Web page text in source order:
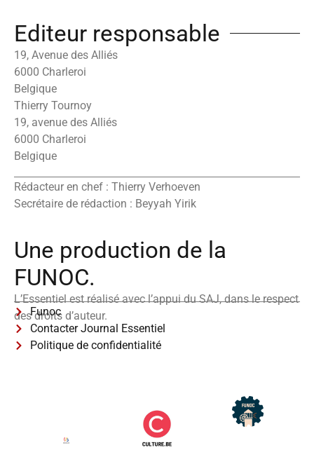
Editeur responsable
19, Avenue des Alliés
6000 Charleroi
Belgique
Thierry Tournoy
19, avenue des Alliés
6000 Charleroi
Belgique
Rédacteur en chef : Thierry Verhoeven
Secrétaire de rédaction : Beyyah Yirik
Une production de la
FUNOC.
L’Essentiel est réalisé avec l’appui du SAJ, dans le respect
des droits d’auteur.
Funoc
Contacter Journal Essentiel
Politique de confidentialité